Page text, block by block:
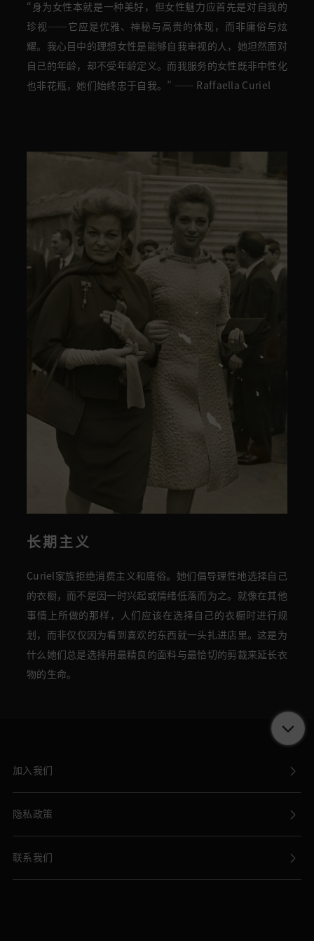
“ 身为女性本就是一种美好 ， 但 女性魅力应首先是对 自我的
珍视——它应是优雅、神秘与高贵的体现，而非庸俗与炫
耀。我心目中的理想女性是能够自我审视的人，她坦然面对
自己的年龄，却不受年龄定义。 而 我服务的女性既非中性化
也非花瓶，她们始终忠于自我。 ” —— Raffaella Curiel
长期主义
Curiel家族拒绝消费主义和庸俗。她们倡导理性地选择自己
的衣橱，而不是 因 一时兴起或情绪低落而为之 。
就像在其他
事情上所做的那样，人们应该在选择自己的衣橱时进行规
划 ，而非仅仅因为看到喜欢的东西就一头扎进店里。 这是为
什么她们总是选择用最精良的面料与最恰切的剪裁来延长衣
物的生命。
加入我们
隐私政策
联系我们